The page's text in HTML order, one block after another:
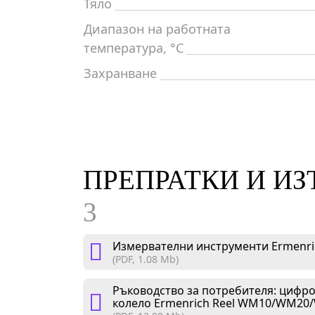
Тяло
Диапазон на работната
температура, °C
Захранване
ПРЕПРАТКИ И
3
Измервателни инструменти
(PDF, 1.08 Mb)
Ръководство за потребителя:
колело Ermenrich Reel WM10/